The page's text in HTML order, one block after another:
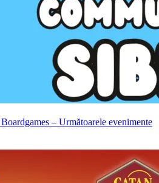
– Următoarele evenimente